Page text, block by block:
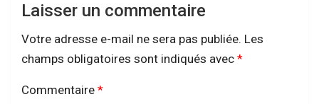
Laisser un commentaire
Votre adresse e-mail ne sera pas publiée. Les
champs obligatoires sont indiqués avec *
Commentaire *